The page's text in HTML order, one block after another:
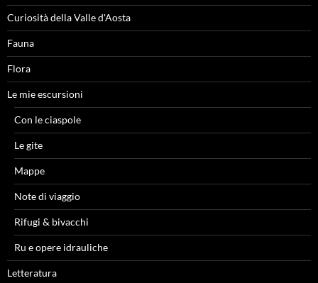
Curiosità della Valle d'Aosta
Fauna
Flora
Le mie escursioni
Con le ciaspole
Le gite
Mappe
Note di viaggio
Rifugi & bivacchi
Ru e opere idrauliche
Letteratura